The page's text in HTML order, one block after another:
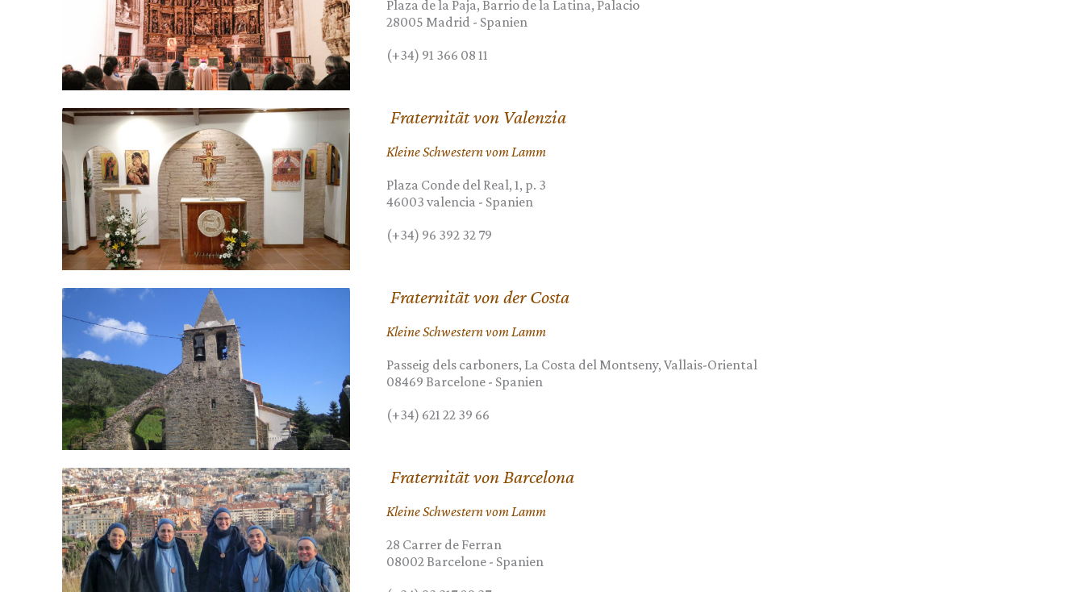
Plaza de la Paja, Barrio de la Latina, Palacio
28005 Madrid - Spanien
(+34) 91 366 08 11
Fraternität von Valenzia
Kleine Schwestern vom Lamm
Plaza Conde del Real, 1, p. 3
46003 valencia - Spanien
(+34) 96 392 32 79
Fraternität von der Costa
Kleine Schwestern vom Lamm
Passeig dels carboners, La Costa del Montseny, Vallais-Oriental
08469 Barcelone- Spanien
(+34) 621 22 39 66
Fraternität von Barcelona
Kleine Schwestern vom Lamm
28 Carrer de Ferran
08002 Barcelone- Spanien